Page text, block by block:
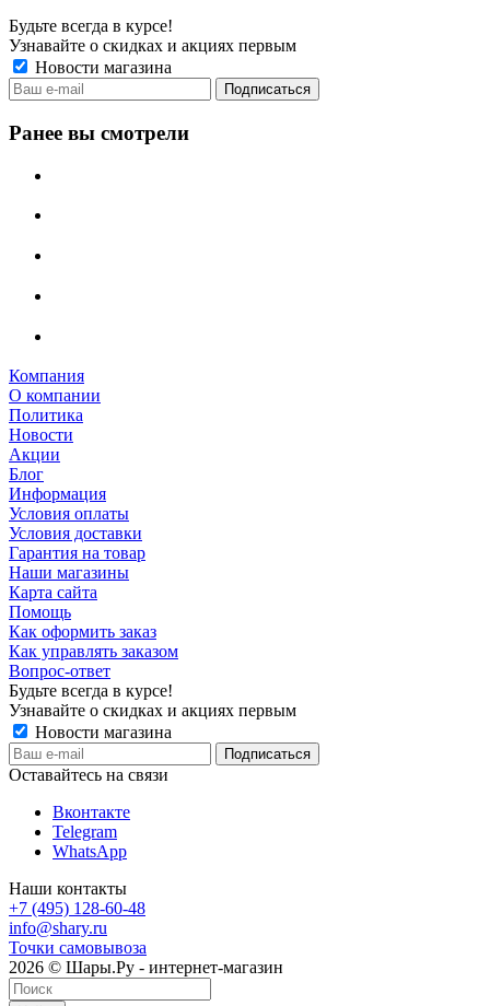
Будьте всегда в курсе!
Узнавайте о скидках и акциях первым
Новости магазина
Ранее вы смотрели
Компания
О компании
Политика
Новости
Акции
Блог
Информация
Условия оплаты
Условия доставки
Гарантия на товар
Наши магазины
Карта сайта
Помощь
Как оформить заказ
Как управлять заказом
Вопрос-ответ
Будьте всегда в курсе!
Узнавайте о скидках и акциях первым
Новости магазина
Оставайтесь на связи
Вконтакте
Telegram
WhatsApp
Наши контакты
+7 (495) 128-60-48
info@shary.ru
Точки самовывоза
2026 © Шары.Ру - интернет-магазин